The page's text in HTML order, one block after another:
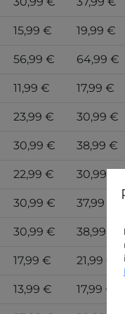
15,99 € 19,99 €
56,99 € 64,99 €
11,99 € 17,99 €
23,99 € 30,99 €
30,99 € 38,99 €
22,99 € 30,99 €
30,99 € 37,99 €
30,99 € 38,99 €
17,99 € 21,99 €
13,99 € 17,99 €